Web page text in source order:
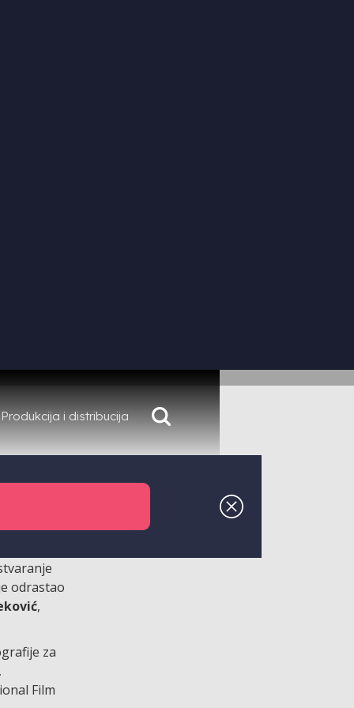
Produkcija i distribucija
odrastao
,
za
Film